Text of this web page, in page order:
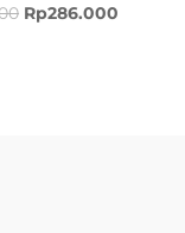
Rp286.000